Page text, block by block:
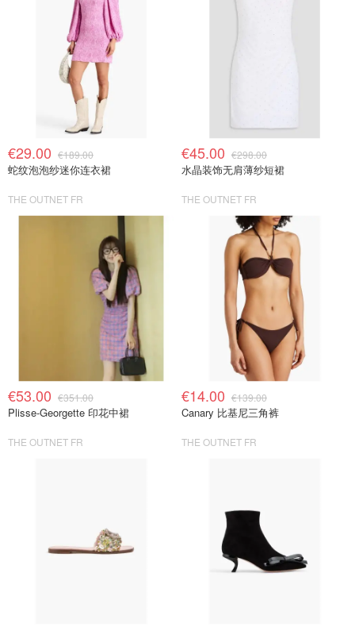
€29.00 €189.00
蛇纹泡泡纱迷你连衣裙
THE OUTNET FR
€45.00 €298.00
水晶装饰无肩薄纱短裙
THE OUTNET FR
€53.00 €351.00
Plisse-Georgette 印花中裙
THE OUTNET FR
€14.00 €139.00
Canary 比基尼三角裤
THE OUTNET FR